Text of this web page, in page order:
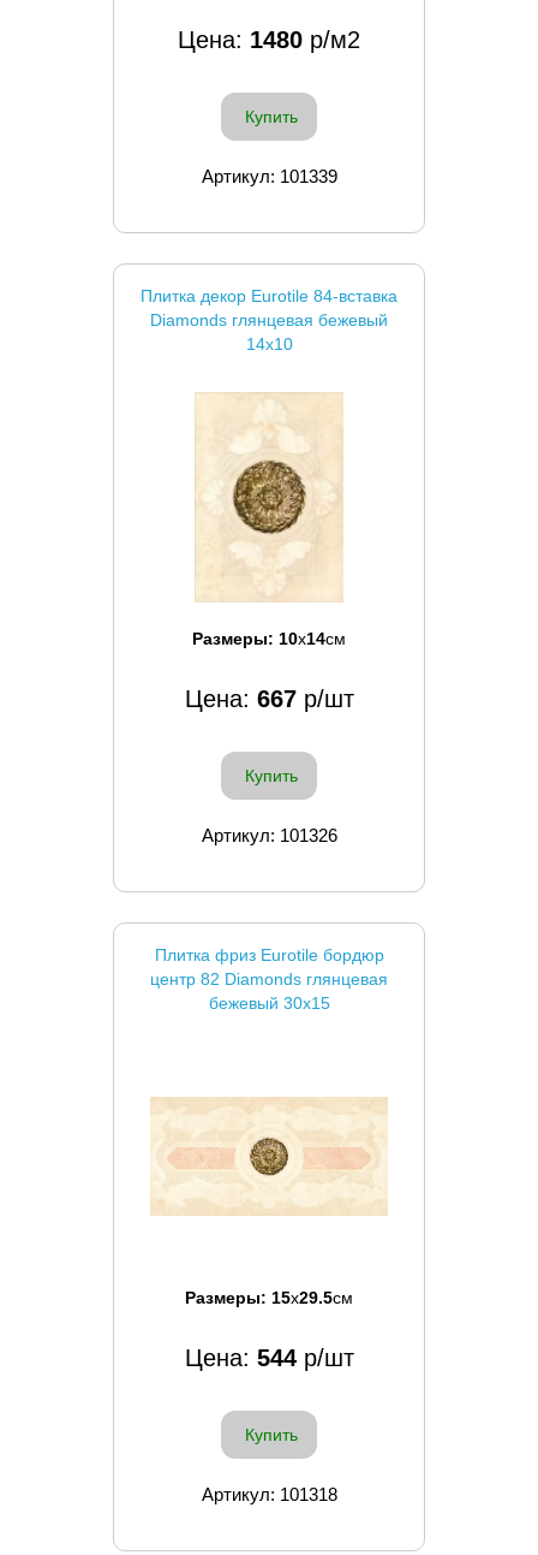
Цена: 1480 р/м2
Купить
Артикул: 101339
Плитка декор Eurotile 84-вставка
Diamonds глянцевая бежевый
14x10
Размеры: 10x14см
Цена: 667р/шт
Купить
Артикул: 101326
Плитка фриз Eurotile бордюр
центр 82 Diamonds глянцевая
бежевый 30x15
Размеры: 15x29.5см
Цена: 544р/шт
Купить
Артикул: 101318